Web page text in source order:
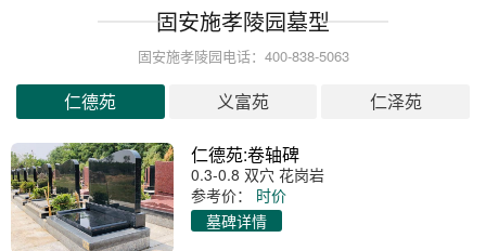
固安施孝陵园墓型
固安施孝陵园电话：400-838-5063
仁德苑 义富苑 仁泽苑
仁德苑:卷轴碑
0.3-0.8 双穴 花岗岩
参考价：
时价
墓碑详情